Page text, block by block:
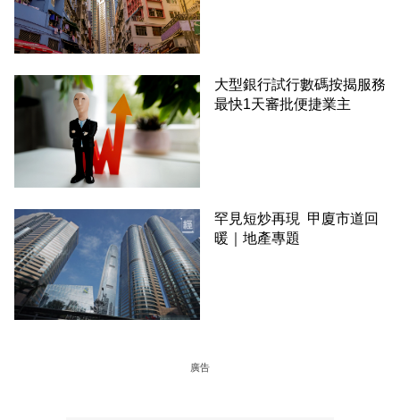
大型銀行試行數碼按揭服務
最快1天審批便捷業主
罕見短炒再現 甲廈市道回
暖｜地產專題
廣告